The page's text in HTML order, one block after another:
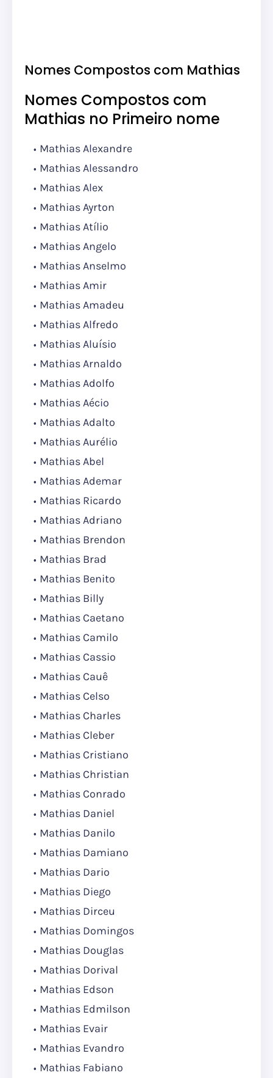
Nomes Compostos com Mathias
Nomes Compostos com
Mathias no Primeiro nome
Mathias Alexandre
Mathias Alessandro
Mathias Alex
Mathias Ayrton
Mathias Atílio
Mathias Angelo
Mathias Anselmo
Mathias Amir
Mathias Amadeu
Mathias Alfredo
Mathias Aluísio
Mathias Arnaldo
Mathias Adolfo
Mathias Aécio
Mathias Adalto
Mathias Aurélio
Mathias Abel
Mathias Ademar
Mathias Ricardo
Mathias Adriano
Mathias Brendon
Mathias Brad
Mathias Benito
Mathias Billy
Mathias Caetano
Mathias Camilo
Mathias Cassio
Mathias Cauê
Mathias Celso
Mathias Charles
Mathias Cleber
Mathias Cristiano
Mathias Christian
Mathias Conrado
Mathias Daniel
Mathias Danilo
Mathias Damiano
Mathias Dario
Mathias Diego
Mathias Dirceu
Mathias Domingos
Mathias Douglas
Mathias Dorival
Mathias Edson
Mathias Edmilson
Mathias Evair
Mathias Evandro
Mathias Fabiano